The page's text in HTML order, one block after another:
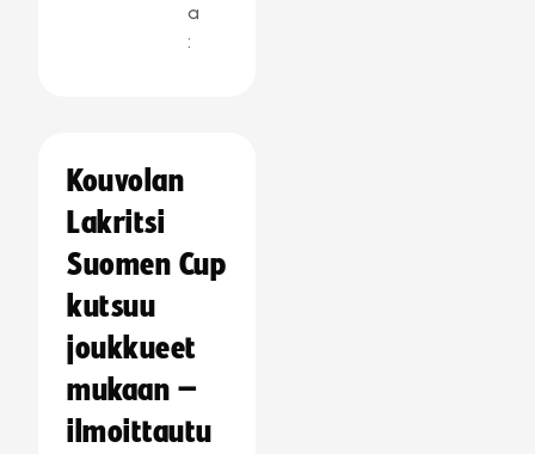
a
:
Kouvolan
Lakritsi
Suomen Cup
kutsuu
joukkueet
mukaan –
ilmoittautu